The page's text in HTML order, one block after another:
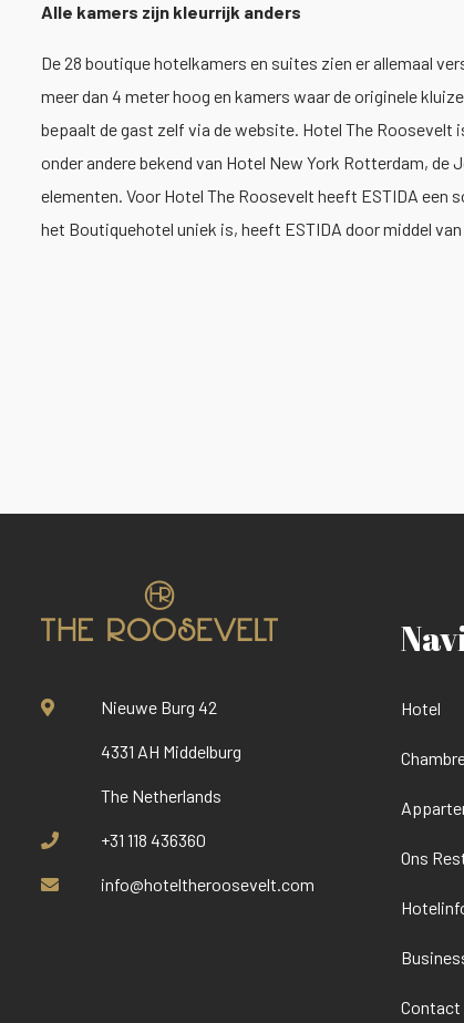
Alle kamers zijn kleurrijk anders
De 28 boutique hotelkamers en suites zien er allemaal
meer dan 4 meter hoog en kamers waar de originele
bepaalt de gast zelf via de website. Hotel The
onder andere bekend van Hotel New York Rotterdam,
elementen. Voor Hotel The Roosevelt heeft ESTIDA een
het Boutiquehotel uniek is, heeft ESTIDA door middel
Nieuwe Burg 42
4331 AH Middelburg
The Netherlands
+31 118 436360
info@hoteltheroosevelt.com
Hotel
Ons
Contact